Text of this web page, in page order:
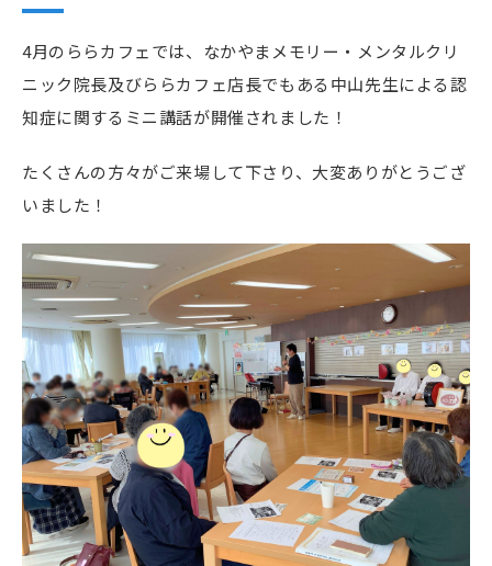
4月のららカフェでは、なかやまメモリー・メンタルクリ
ニック院長及びららカフェ店長でもある中山先生による認
知症に関するミニ講話が開催されました！
たくさんの方々がご来場して下さり、大変ありがとうござ
いました！